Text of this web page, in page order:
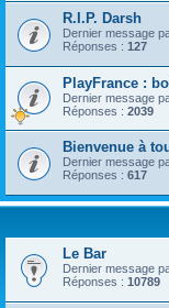
R.I.P. Darsh
Dernier message
Réponses : 127
PlayFrance :
Dernier message
Réponses : 2039
Bienvenue à
Dernier message
Réponses : 617
Le Bar
Dernier message
Réponses : 10789